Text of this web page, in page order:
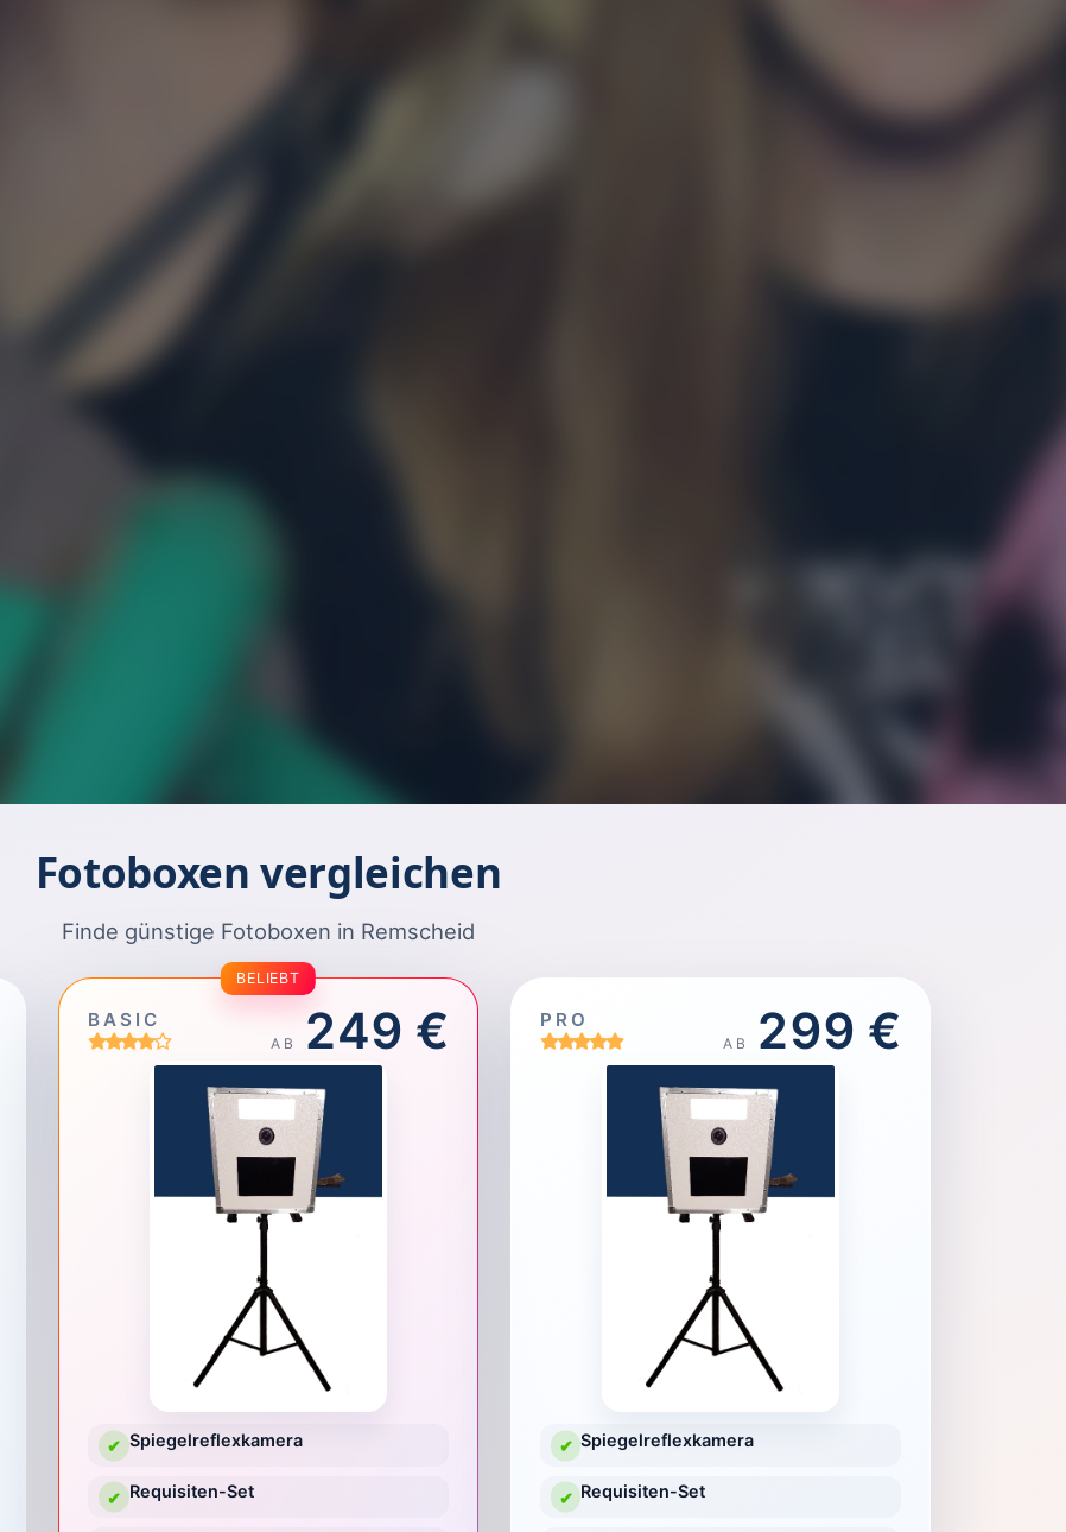
Fotoboxen vergleichen
Finde günstige Fotoboxen in Remscheid
BELIEBT
BASIC
AB 249 €
✔ Spiegelreflexkamera
✔ Requisiten-Set
PRO
AB 299 €
✔ Spiegelreflexkamera
✔ Requisiten-Set